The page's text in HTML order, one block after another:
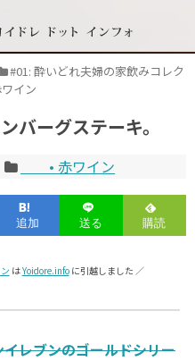
#01: 酔いどれ夫婦の家飲みコレク
イン
ーグステーキ。
• 赤ワイン
はYoidore.infoに引越しました ／
イレブンのゴールドシリー